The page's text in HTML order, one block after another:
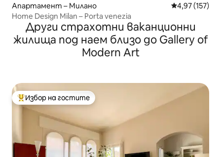
Апартамент – Милано Средна
4,97 (157)
Home Design Milan – Porta venezia
Други страхотни ваканционни
жилища под наем близо до Gallery of
Modern Art
Най-популярен избор на гостите
Избор на гостите